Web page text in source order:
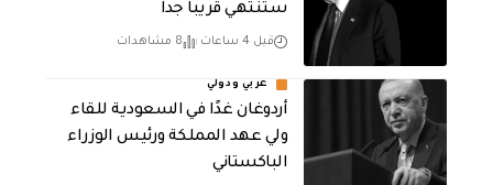
ستنتهي قريباً جداً
قبل 4 ساعات 8 مشاهدات
عربي ودولي
أردوغان غدًا في السعودية للقاء
ولي عهد المملكة ورئيس الوزراء
الباكستاني